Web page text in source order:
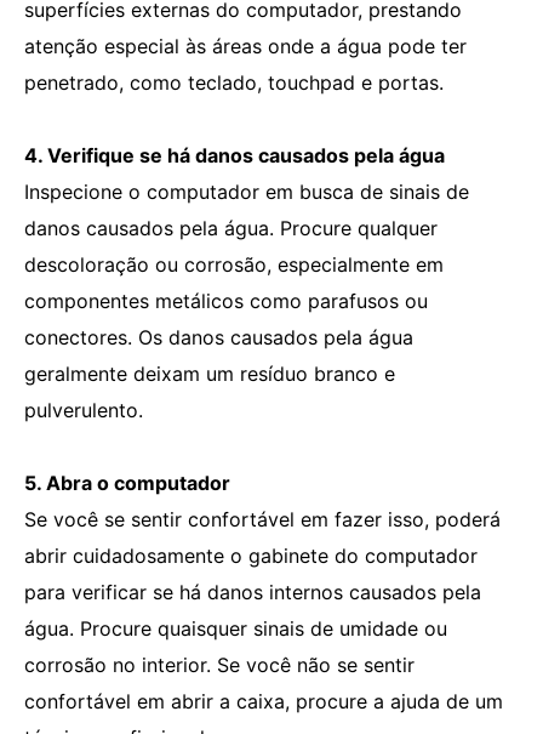
superfícies externas do computador, prestando
atenção especial às áreas onde a água pode ter
penetrado, como teclado, touchpad e portas.
4. Verifique se há danos causados ​​pela água
Inspecione o computador em busca de sinais de
danos causados ​​pela água. Procure qualquer
descoloração ou corrosão, especialmente em
componentes metálicos como parafusos ou
conectores. Os danos causados ​​​​pela água
geralmente deixam um resíduo branco e
pulverulento.
5. Abra o computador
Se você se sentir confortável em fazer isso, poderá
abrir cuidadosamente o gabinete do computador
para verificar se há danos internos causados ​​pela
água. Procure quaisquer sinais de umidade ou
corrosão no interior. Se você não se sentir
confortável em abrir a caixa, procure a ajuda de um